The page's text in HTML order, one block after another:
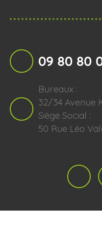
09 80 80
Bureaux :
32/34 Avenue
Siège Social :
50 Rue Léo